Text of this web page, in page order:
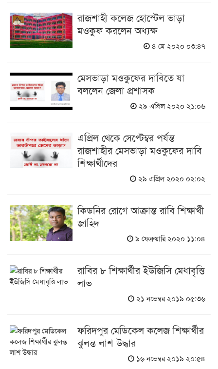
রাজশাহী কলেজ হোস্টেল ভাড়া
মওকুফ করলেন অধ্যক্ষ
৪ মে ২০২০ ০৩:৪৭
মেসভাড়া মওকুফের দাবিতে যা
বললেন জেলা প্রশাসক
২৯ এপ্রিল ২০২০ ২১:০৬
এপ্রিল থেকে সেপ্টেম্বর পর্যন্ত
রাজশাহীর মেসভাড়া মওকুফের দাবি
শিক্ষার্থীদের
২৯ এপ্রিল ২০২০ ০২:০২
কিডনির রোগে আক্রান্ত রাবি শিক্ষার্থী
জাহিদ
৯ ফেব্রুয়ারি ২০২০ ১১:০৪
রাবির ৮ শিক্ষার্থীর ইউজিসি মেধাবৃত্তি
লাভ
২১ নভেম্বর ২০১৯ ০৫:৩৬
ফরিদপুর মেডিকেল কলেজ শিক্ষার্থীর
ঝুলন্ত লাশ উদ্ধার
১৬ নভেম্বর ২০১৯ ২০:৫৪